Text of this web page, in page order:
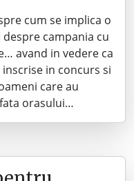
cum se implica o
despre campania cu
avand in vedere ca
in concurs si
care au
orasului…